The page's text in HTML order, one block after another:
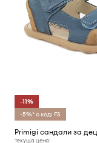
-11%
-5%* с код: FS
Primigi сандали за
Текуща цена: